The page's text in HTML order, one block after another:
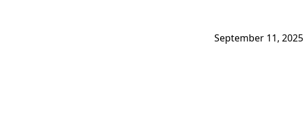
September 11, 2025